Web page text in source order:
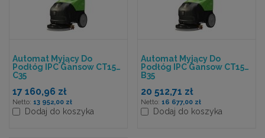
Automat Myjący Do
Podłóg IPC Gansow CT15
C35
17 160,96 zł
13 952,00 zł
Dodaj do koszyka
Automat Myjący Do
Podłóg IPC Gansow CT15
B35
20 512,71 zł
16 677,00 zł
Dodaj do koszyka